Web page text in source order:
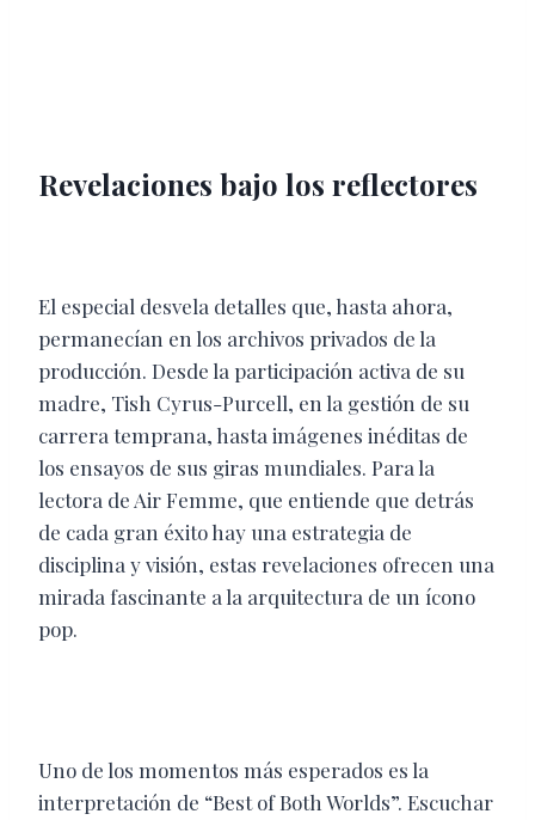
Revelaciones bajo los reflectores
El especial desvela detalles que, hasta ahora,
permanecían en los archivos privados de la
producción. Desde la participación activa de su
madre, Tish Cyrus-Purcell, en la gestión de su
carrera temprana, hasta imágenes inéditas de
los ensayos de sus giras mundiales. Para la
lectora de Air Femme, que entiende que detrás
de cada gran éxito hay una estrategia de
disciplina y visión, estas revelaciones ofrecen una
mirada fascinante a la arquitectura de un ícono
pop.
Uno de los momentos más esperados es la
interpretación de “Best of Both Worlds”. Escuchar